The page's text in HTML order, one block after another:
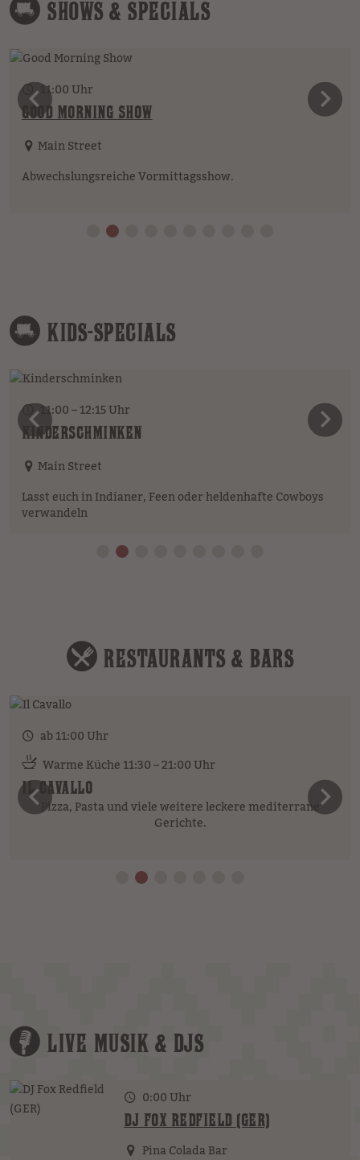
SHOWS & SPECIALS
11:00 Uhr
GOOD MORNING SHOW
Main Street
Abwechslungsreiche Vormittagsshow.
vorheriges Element
KIDS-SPECIALS
11:00 – 12:15 Uhr
KINDERSCHMINKEN
Main Street
Lasst euch in Indianer, Feen oder heldenhafte Cowboys
verwandeln
vorheriges Element
RESTAURANTS & BARS
ab 11:00 Uhr
Warme Küche 11:30 – 21:00 Uhr
IL CAVALLO
Pizza, Pasta und viele weitere leckere mediterrane
Gerichte.
vorheriges Element
LIVE MUSIK & DJS
0:00 Uhr
DJ FOX REDFIELD (GER)
Pina Colada Bar